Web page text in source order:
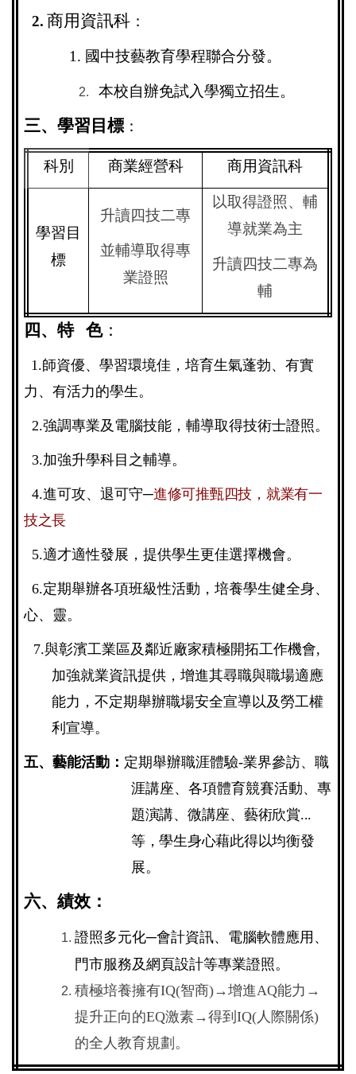
2. 商用資訊科 ：
1. 國中技藝教育學程聯合分發。
2.本校自辦免試入學獨立招生。
三、學習目標 ：
科別 商業經營科 商用資訊科
學習目
標
升讀四技二專
並輔導取得專
業證照
以取得證照、輔
導就業為主
升讀四技二專為
輔
四、特 色：
1.師資優、學習環境佳，培育生氣蓬勃、有實
力、有活力的學生。
2.強調專業及電腦技能，輔導取得技術士證照。
3.加強升學科目之輔導。
4.進可攻、退可守─進修可推甄四技，就業有一
技之長
5.適才適性發展，提供學生更佳選擇機會。
6.定期舉辦各項班級性活動，培養學生健全身、
心、靈。
7.與彰濱工業區及鄰近廠家積極開拓工作機會,
加強就業資訊提供，增進其尋職與職場適應
能力，不定期舉辦職場安全宣導以及勞工權
利宣導。
五、藝能活動： 定期舉辦職涯體驗-業界參訪、職
涯講座、各項體育競賽活動、專
題演講、微講座、藝術欣賞...
等，學生身心藉此得以均衡發
展。
六、績效：
證照多元化─會計資訊、電腦軟體應用、
門市服務及網頁設計等專業證照。
積極培養擁有IQ(智商)→增進AQ能力→
提升正向的EQ激素→得到IQ(人際關係)
的全人教育規劃。